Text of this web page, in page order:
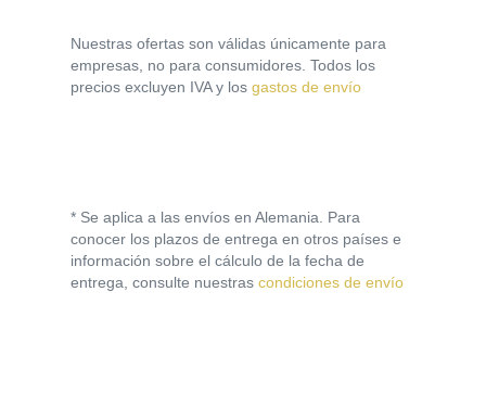
Nuestras ofertas son válidas únicamente para
empresas, no para consumidores. Todos los
precios excluyen IVA y los gastos de envío
* Se aplica a las envíos en Alemania. Para
conocer los plazos de entrega en otros países e
información sobre el cálculo de la fecha de
entrega, consulte nuestras condiciones de envío